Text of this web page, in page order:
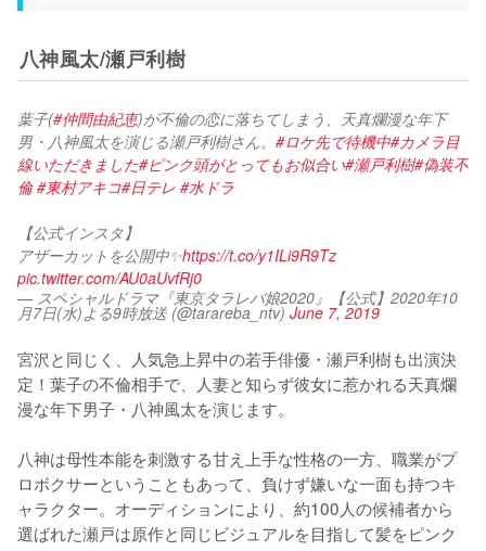
八神風太/瀬戸利樹
葉子(#仲間由紀恵)が不倫の恋に落ちてしまう、天真爛漫な年下
男・八神風太を演じる瀬戸利樹さん。 #ロケ先で待機中#カメラ目
線いただきました#ピンク頭がとってもお似合い#瀬戸利樹#偽装不
倫 #東村アキコ#日テレ #水ドラ
【公式インスタ】
アザーカットを公開中✨https://t.co/y1ILi9R9Tz
pic.twitter.com/AU0aUvfRj0
— スペシャルドラマ『東京タラレバ娘2020』【公式】2020年10
月7日(水)よる9時放送 (@tarareba_ntv) June 7, 2019
宮沢と同じく、人気急上昇中の若手俳優・瀬戸利樹も出演決
定！葉子の不倫相手で、人妻と知らず彼女に惹かれる天真爛
漫な年下男子・八神風太を演じます。
八神は母性本能を刺激する甘え上手な性格の一方、職業がプ
ロボクサーということもあって、負けず嫌いな一面も持つキ
ャラクター。オーディションにより、約100人の候補者から
選ばれた瀬戸は原作と同じビジュアルを目指して髪をピンク